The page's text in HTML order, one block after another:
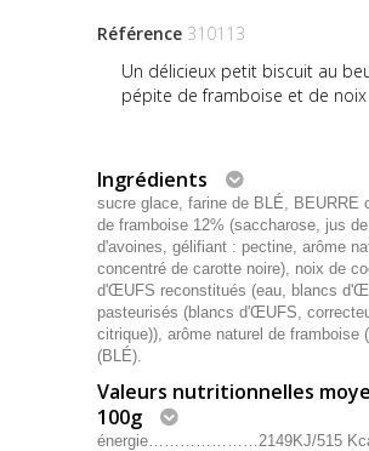
Référence 310113
Un délicieux petit biscuit au
pépite de framboise et de
Ingrédients
sucre glace, farine de BLÉ, BEURRE
de framboise 12% (saccharose, jus
d'avoines, gélifiant : pectine, arôme
concentré de carotte noire), noix de
d'ŒUFS reconstitués (eau, blancs
pasteurisés (blancs d'ŒUFS,
citrique)), arôme naturel de framboise
(BLÉ).
Valeurs nutritionnelles
100g
énergie…………………2149KJ/515